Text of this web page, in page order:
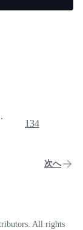
134
次へ
All rights